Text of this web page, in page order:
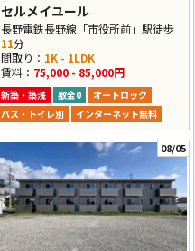
セルメイユール
長野電鉄長野線「市役所前」駅徒歩
11分
間取り： 1K - 1LDK
賃料： 75,000 - 85,000円
新築・築浅 敷金0
オートロック
バス・トイレ別
インターネット無料
08/05